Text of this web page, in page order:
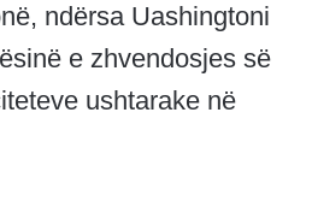
ndërsa Uashingtoni
e zhvendosjes së
ushtarake në